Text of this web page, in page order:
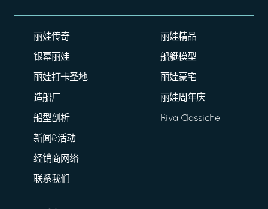
丽娃传奇
银幕丽娃
丽娃打卡圣地
造船厂
船型剖析
新闻&活动
经销商网络
联系我们
丽娃精品
船艇模型
丽娃豪宅
丽娃周年庆
Riva Classiche